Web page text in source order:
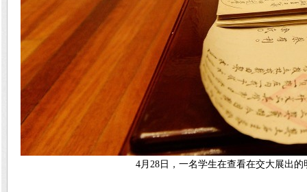
4月28日，一名学生在查看在交大展出